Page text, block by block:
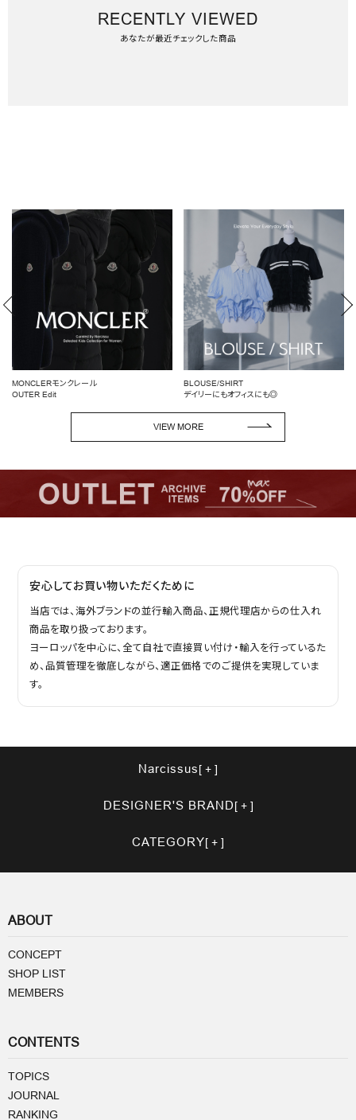
RECENTLY VIEWED
あなたが最近チェックした商品
MONCLERモンクレール
OUTER Edit
BLOUSE/SHIRT
デイリーにもオフィスにも◎
VIEW MORE
安心してお買い物いただくために
当店では、海外ブランドの並行輸入商品、正規代理店からの仕入れ
商品を取り扱っております。
ヨーロッパを中心に、全て自社で直接買い付け・輸入を行っているた
め、品質管理を徹底しながら、適正価格でのご提供を実現していま
す。
Narcissus
DESIGNER'S BRAND
CATEGORY
ABOUT
CONCEPT
SHOP LIST
MEMBERS
CONTENTS
TOPICS
JOURNAL
RANKING